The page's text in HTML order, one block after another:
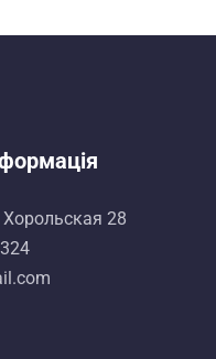
Хорольская 28